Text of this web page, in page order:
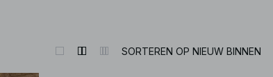
SORTEREN OP NIEUW BINNEN